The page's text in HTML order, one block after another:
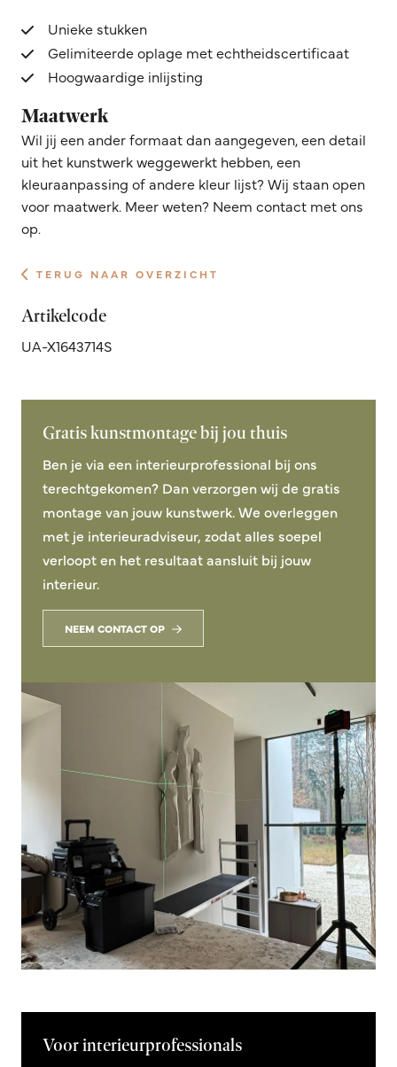
Unieke stukken
Gelimiteerde oplage met echtheidscertificaat
Hoogwaardige inlijsting
Maatwerk
Wil jij een ander formaat dan aangegeven, een detail
uit het kunstwerk weggewerkt hebben, een
kleuraanpassing of andere kleur lijst? Wij staan open
voor maatwerk. Meer weten? Neem contact met ons
op.
TERUG NAAR OVERZICHT
Artikelcode
UA-X1643714S
Gratis kunstmontage bij jou thuis
Ben je via een interieurprofessional bij ons
terechtgekomen? Dan verzorgen wij de gratis
montage van jouw kunstwerk. We overleggen
met je interieuradviseur, zodat alles soepel
verloopt en het resultaat aansluit bij jouw
interieur.
NEEM CONTACT OP
Voor interieurprofessionals